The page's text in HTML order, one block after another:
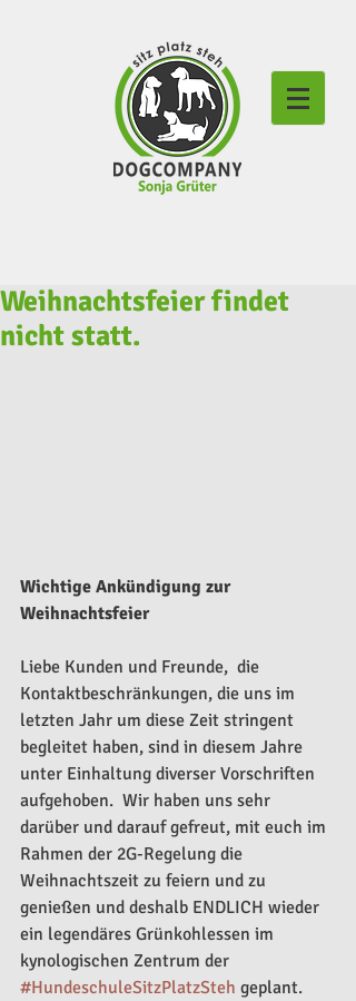
Weihnachtsfeier findet
nicht statt.
Wichtige Ankündigung zur
Weihnachtsfeier
Liebe Kunden und Freunde,  die
Kontaktbeschränkungen, die uns im
letzten Jahr um diese Zeit stringent
begleitet haben, sind in diesem Jahre
unter Einhaltung diverser Vorschriften
aufgehoben.  Wir haben uns sehr
darüber und darauf gefreut, mit euch im
Rahmen der 2G-Regelung die
Weihnachtszeit zu feiern und zu
genießen und deshalb ENDLICH wieder
ein legendäres Grünkohlessen im
kynologischen Zentrum der
#HundeschuleSitzPlatzSteh geplant.